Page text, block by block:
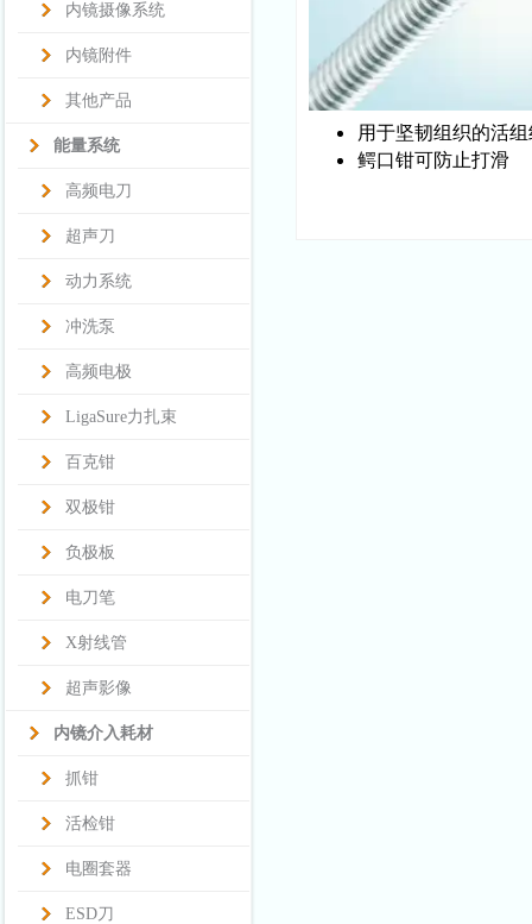
内镜摄像系统
内镜附件
其他产品
能量系统
高频电刀
超声刀
动力系统
冲洗泵
高频电极
LigaSure力扎束
百克钳
双极钳
负极板
电刀笔
X射线管
超声影像
内镜介入耗材
抓钳
活检钳
电圈套器
ESD刀
用于坚韧组织的活
鳄口钳可防止打滑